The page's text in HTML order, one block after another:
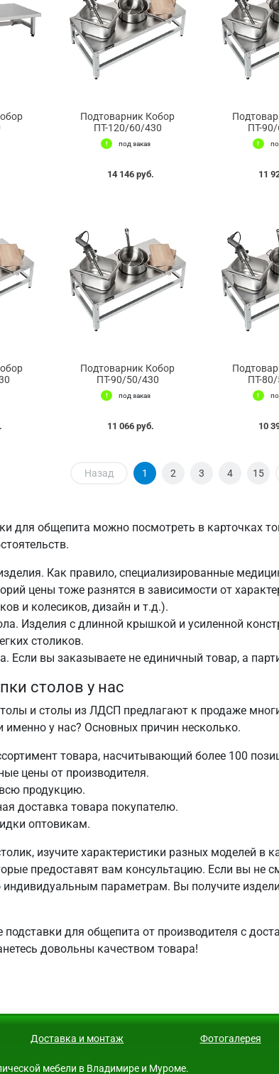
Подтоварник Кобор
ПТ-120/60/430
под заказ
14 146 руб.
ПТ-
11
Подтоварник Кобор
ПТ-90/50/430
под заказ
11 066 руб.
ПТ-
10
Назад 1 2 3 4 15
для общепита можно посмотреть в карточках
Как правило, специализированные
цены тоже разнятся в зависимости от
и колесиков, дизайн и т.д.).
Изделия с длинной крышкой и усиленной
столиков.
Если вы заказываете не единичный товар, а
столов у нас
и столы из ЛДСП предлагают к продаже
именно у нас? Основных причин несколько.
товара, насчитывающий более 100
цены от производителя.
продукцию.
доставка товара покупателю.
оптовикам.
изучите характеристики разных моделей в
предоставят вам консультацию. Если вы не
индивидуальным параметрам. Вы получите
подставки для общепита от производителя с
довольны качеством товара!
Доставка и монтаж Фотогалерея
мебели в Владимире и Муроме.